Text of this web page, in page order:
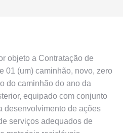
objeto a Contratação de
01 (um) caminhão, novo, zero
do caminhão do ano da
equipado com conjunto
desenvolvimento de ações
serviços adequados de